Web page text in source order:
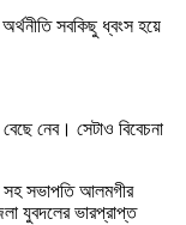
সবকিছু ধ্বংস হয়ে
নেব। সেটাও বিবেচনা
সহ সভাপতি আলমগীর
যুবদলের ভারপ্রাপ্ত